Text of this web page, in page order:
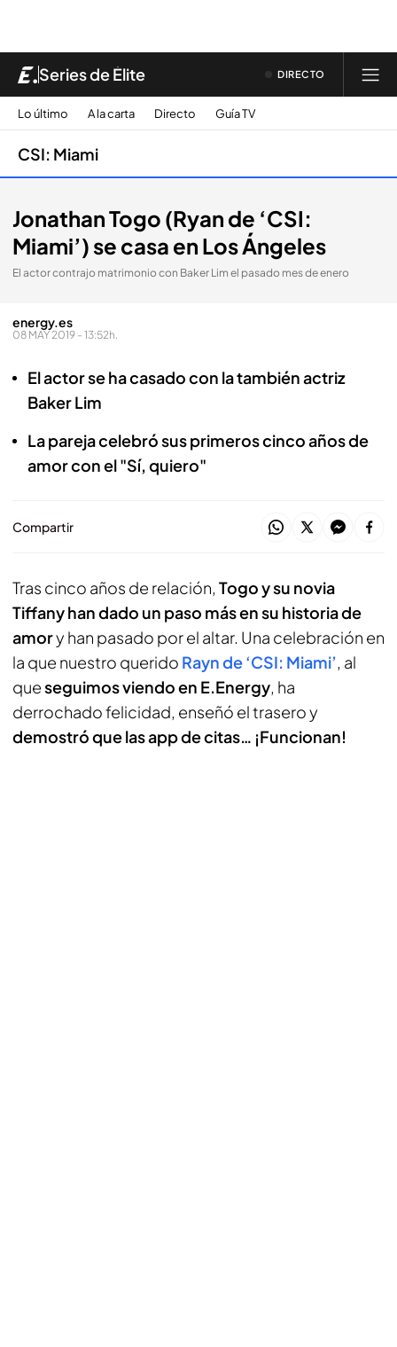
Series de Élite DIRECTO
Lo último A la carta Directo Guía TV
CSI: Miami
Jonathan Togo (Ryan de ‘CSI:
Miami’) se casa en Los Ángeles
El actor contrajo matrimonio con Baker Lim el pasado mes de enero
energy.es
08 MAY 2019 - 13:52h.
El actor se ha casado con la también actriz
Baker Lim
La pareja celebró sus primeros cinco años de
amor con el "Sí, quiero"
Compartir
Tras cinco años de relación, Togo y su novia
Tiffany han dado un paso más en su historia de
amory han pasado por el altar. Una celebración en
la que nuestro querido Rayn de ‘CSI: Miami’, al
queseguimos viendo en E.Energy, ha
derrochado felicidad, enseñó el trasero y
demostró que las app de citas… ¡Funcionan!